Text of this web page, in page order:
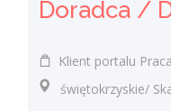
Klient portalu
świętokrzyskie/